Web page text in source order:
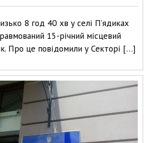
8 год 40 хв у селі П’ядиках
15-річний місцевий
Про це повідомили у Секторі […]